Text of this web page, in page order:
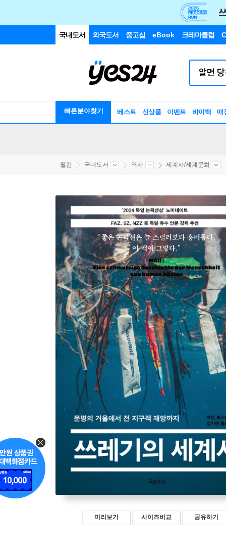
국내도서 외국도서 중고샵 eBook 크레마클럽
빠른분야찾기 베스트 신상품 이벤트 바이백 매
웰컴 국내도서 역사 세계사/세계문화
미리보기 사이즈비교 공유하기